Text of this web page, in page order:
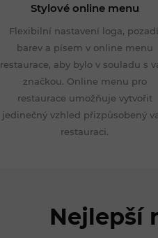
Stylové online menu
Flexibilní nastavení loga,
barev a písem v online menu
restaurace, aby bylo v souladu s
značkou. Online menu pro
restaurace umožňuje vytvořit
jedinečný vzhled přizpůsobený
restauraci.
Nejlepší